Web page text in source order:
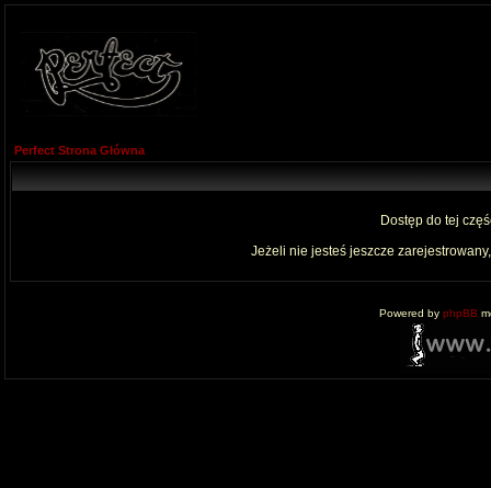
Perfect Strona Główna
Dostęp do tej
Jeżeli nie jesteś jeszcze
Powered by phpBB